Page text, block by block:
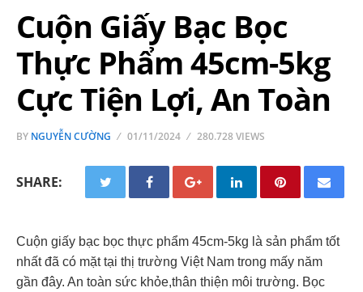
Cuộn Giấy Bạc Bọc
Thực Phẩm 45cm-5kg
Cực Tiện Lợi, An Toàn
BY NGUYỄN CƯỜNG 01/11/2024 280.728 VIEWS
SHARE:
Cuộn giấy bạc bọc thực phẩm 45cm-5kg là sản phẩm tốt
nhất đã có mặt tại thị trường Việt Nam trong mấy năm
gần đây. An toàn sức khỏe,thân thiện môi trường. Bọc